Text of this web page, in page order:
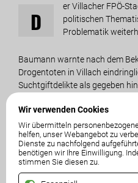
Wir verwenden Cookies
Wir übermitteln
helfen, unser Webangebot zu
Dienste zu nachfolgend
benötigen wir Ihre Einwilligung.
stimmen Sie diesen zu.
D
er Villacher FPÖ-
politischen
Problematik
Baumann warnte nach dem
Drogentoten in Villach
Suchtgiftdelikte als gegeben
Missbrauch von Drogen auf die
zum Zugang von Suchtgift
Klagenfurt - von der Stadt
mich im Hanfshop über die
informieren und nächstens - so
Automaten aufgestellt werden,